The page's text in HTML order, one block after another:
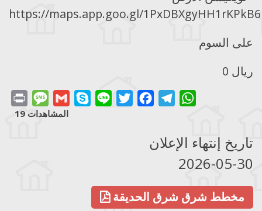
https://maps.app.goo.gl/1PxDBXgyHH1rKPkB6
على السوم
0 ريال
Print Message
GmailSkype Line TwitterFacebookTelegram
المشاهدات 19
تاريخ إنتهاء الإعلان
2026-05-30
مخطط شرق شرق الحديقة